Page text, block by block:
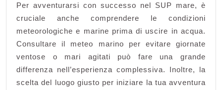
Per avventurarsi con successo nel SUP mare, è
cruciale anche comprendere le condizioni
meteorologiche e marine prima di uscire in acqua.
Consultare il meteo marino per evitare giornate
ventose o mari agitati può fare una grande
differenza nell’esperienza complessiva. Inoltre, la
scelta del luogo giusto per iniziare la tua avventura